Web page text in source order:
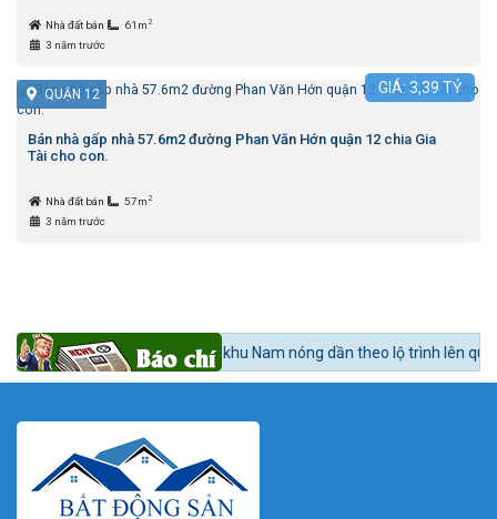
Nhà đất bán 61m 2
3 năm trước
QUẬN 12 GIÁ: 3,39TỶ
Bán nhà gấp nhà 57.6m2 đường Phan Văn Hớn quận 12 chia Gia
Tài cho con.
Nhà đất bán 57m 2
3 năm trước
24h BĐS:Bất động sản khu Nam nóng dần theo lộ trình lên quận Nhà